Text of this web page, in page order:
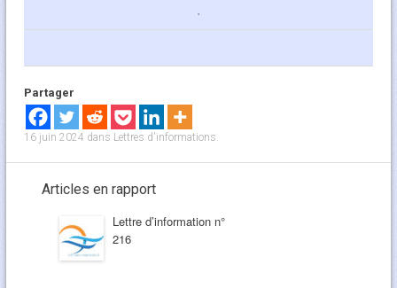
.
Partager
16 juin 2024 dans Lettres d'informations.
Articles en rapport
Lettre d’information n°
216